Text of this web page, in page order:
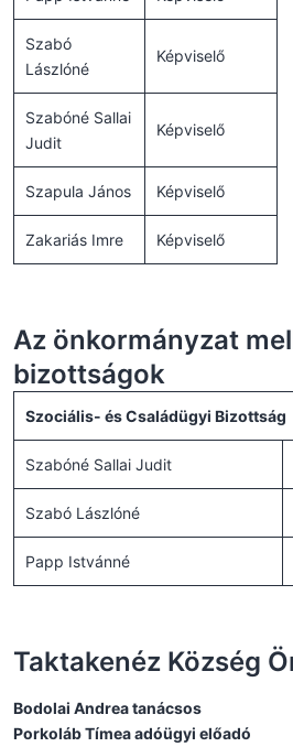
Szabó
Lászlóné
Képviselő
Szabóné Sallai
Judit
Képviselő
Szapula János Képviselő
Zakariás Imre Képviselő
Az önkormányzat
bizottságok
Szociális- és Családügyi Bizottság
Szabóné Sallai Judit
Szabó Lászlóné
Papp Istvánné
Taktakenéz Község
Bodolai Andrea tanácsos
Porkoláb Tímea adóügyi előadó